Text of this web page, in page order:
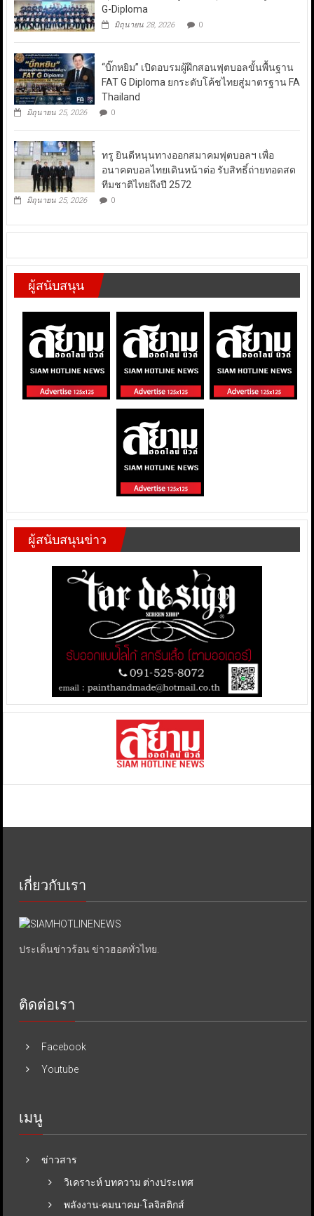
G-Diploma
มิถุนายน 28, 2026 0
“บิ๊กหยิม” เปิดอบรมผู้ฝึกสอนฟุตบอลขั้นพื้นฐาน
FAT G Diploma ยกระดับโค้ชไทยสู่มาตรฐาน FA
Thailand
มิถุนายน 25, 2026 0
ทรู ยินดีหนุนทางออกสมาคมฟุตบอลฯ เพื่อ
อนาคตบอลไทยเดินหน้าต่อ รับสิทธิ์ถ่ายทอดสด
ทีมชาติไทยถึงปี 2572
มิถุนายน 25, 2026 0
ผู้สนับสนุน
ผู้สนับสนุนข่าว
เกี่ยวกับเรา
ประเด็นข่าวร้อน ข่าวฮอตทั่วไทย.
ติดต่อเรา
Facebook
Youtube
เมนู
ข่าวสาร
วิเคราะห์ บทความ ต่างประเทศ
พลังงาน-คมนาคม-โลจิสติกส์